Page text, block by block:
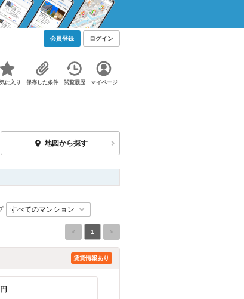
会員登録 ログイン
に入り 保存した条件 閲覧履歴 マイページ
地図から探す
< 1 >
賃貸情報あり